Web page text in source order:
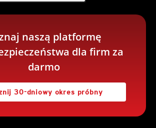
naszą platformę
dla firm za
darmo
30-dniowy okres próbny